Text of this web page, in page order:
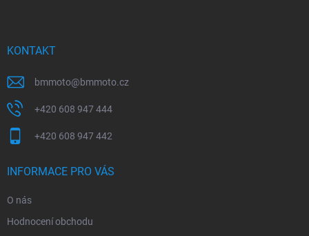
KONTAKT
bmmoto@bmmoto.cz
+420 608 947 444
+420 608 947 442
INFORMACE PRO VÁS
O nás
Hodnocení obchodu